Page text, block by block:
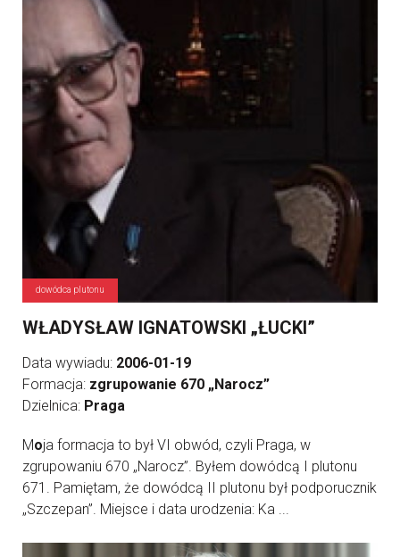
dowódca plutonu
WŁADYSŁAW IGNATOWSKI „ŁUCKI”
Data wywiadu: 2006-01-19
Formacja: zgrupowanie 670 „Narocz”
Dzielnica: Praga
Moja formacja to był VI obwód, czyli Praga, w
zgrupowaniu 670 „Narocz”. Byłem dowódcą I plutonu
671. Pamiętam, że dowódcą II plutonu był podporucznik
„Szczepan”. Miejsce i data urodzenia: Ka ...